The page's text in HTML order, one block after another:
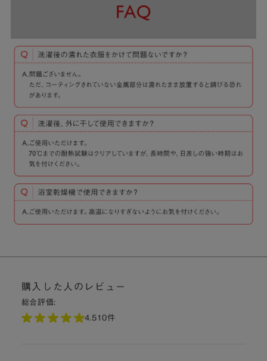
購入した人のレビュー
総合評価:
4.510件